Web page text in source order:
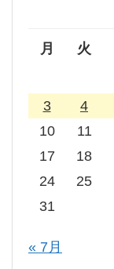
月 火
3
4
10
11
17
18
24
25
31
« 7月